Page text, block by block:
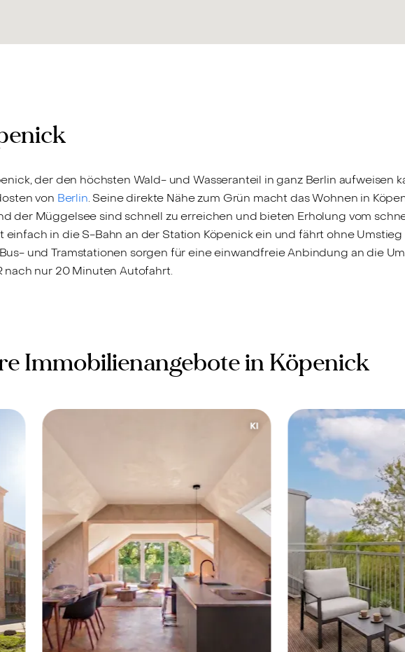
der den höchsten Wald- und Wasseranteil in ganz Berlin aufweisen
von Berlin. Seine direkte Nähe zum Grün macht das Wohnen in
der Müggelsee sind schnell zu erreichen und bieten Erholung vom
in die S-Bahn an der Station Köpenick ein und fährt ohne
und Tramstationen sorgen für eine einwandfreie Anbindung an die
nach nur 20 Minuten Autofahrt.
Immobilienangebote in Köpenick